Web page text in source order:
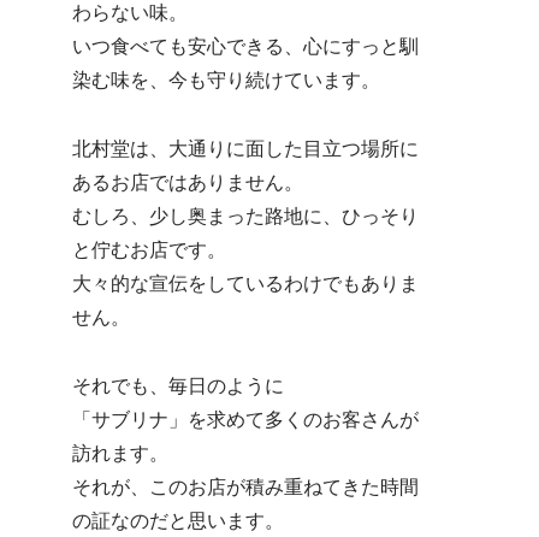
わらない味。
いつ食べても安心できる、心にすっと馴
染む味を、今も守り続けています。
北村堂は、大通りに面した目立つ場所に
あるお店ではありません。
むしろ、少し奥まった路地に、ひっそり
と佇むお店です。
大々的な宣伝をしているわけでもありま
せん。
それでも、毎日のように
「サブリナ」を求めて多くのお客さんが
訪れます。
それが、このお店が積み重ねてきた時間
の証なのだと思います。